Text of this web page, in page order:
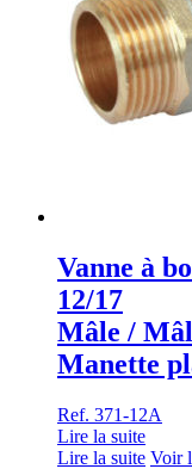
Vanne à
12/17
Mâle /
Manette
Ref. 371-12A
Lire la suite
Lire la suite Voir